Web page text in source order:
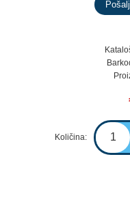
Količina: